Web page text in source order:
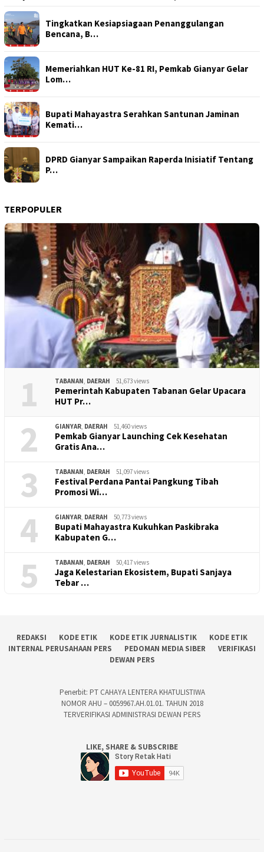
Tingkatkan Kesiapsiagaan Penanggulangan
Bencana, B…
Memeriahkan HUT Ke-81 RI, Pemkab Gianyar Gelar
Lom…
Bupati Mahayastra Serahkan Santunan Jaminan
Kemati…
DPRD Gianyar Sampaikan Raperda Inisiatif Tentang
P…
TERPOPULER
1 TABANAN, DAERAH 51,673 views
Pemerintah Kabupaten Tabanan Gelar Upacara
HUT Pr…
2 GIANYAR, DAERAH 51,460 views
Pemkab Gianyar Launching Cek Kesehatan
Gratis Ana…
3 TABANAN, DAERAH 51,097 views
Festival Perdana Pantai Pangkung Tibah
Promosi Wi…
4 GIANYAR, DAERAH 50,773 views
Bupati Mahayastra Kukuhkan Paskibraka
Kabupaten G…
5 TABANAN, DAERAH 50,417 views
Jaga Kelestarian Ekosistem, Bupati Sanjaya
Tebar …
REDAKSI KODE ETIK KODE ETIK JURNALISTIK
KODE ETIK
INTERNAL PERUSAHAAN PERS
PEDOMAN MEDIA SIBER
VERIFIKASI
DEWAN PERS
Penerbit: PT CAHAYA LENTERA KHATULISTIWA
NOMOR AHU – 0059967.AH.01.01. TAHUN 2018
TERVERIFIKASI ADMINISTRASI DEWAN PERS
LIKE, SHARE & SUBSCRIBE